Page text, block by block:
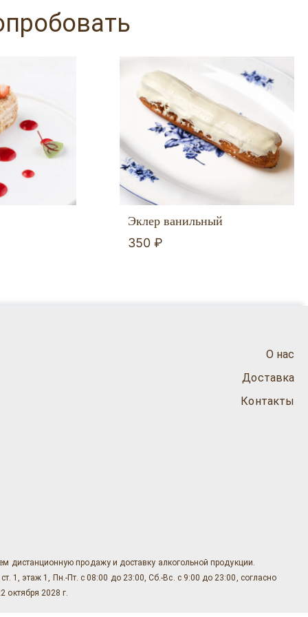
Эклер ванильный
350 ₽
О нас
Доставка
Контакты
дистанционную продажу и доставку алкогольной продукции.
1, этаж 1, Пн.-Пт. с 08:00 до 23:00, Сб.-Вс. с 9:00 до 23:00, согласно
2028 г.